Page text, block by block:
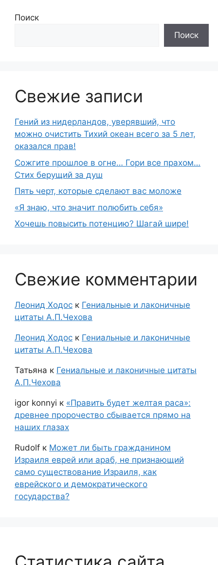
Поиск
Поиск
Свежие записи
Гений из нидерландов, уверявший, что
можно очистить Тихий океан всего за 5 лет,
оказался прав!
Сожгите прошлое в огне… Гори все прахом…
Стих берущий за душ
Пять черт, которые сделают вас моложе
«Я знаю, что значит полюбить себя»
Хочешь повысить потенцию? Шагай шире!
Свежие комментарии
Леонид Ходос к Гениальные и лаконичные
цитаты А.П.Чехова
Леонид Ходос к Гениальные и лаконичные
цитаты А.П.Чехова
Татьяна к Гениальные и лаконичные цитаты
А.П.Чехова
igor konnyi к «Править будет желтая раса»:
древнее пророчество сбывается прямо на
наших глазах
Rudolf к Может ли быть гражданином
Израиля еврей или араб, не признающий
само существование Израиля, как
еврейского и демократического
государства?